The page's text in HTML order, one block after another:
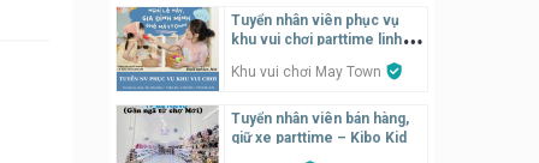
Tuyển nhân viên phục vụ
khu vui chơi parttime linh
Khu vui chơi May Town
Tuyển nhân viên bán hàng,
giữ xe parttime – Kibo Kid